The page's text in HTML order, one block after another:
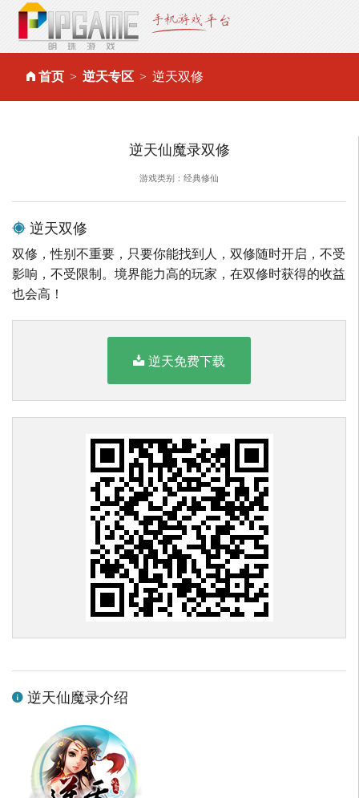
首页 逆天专区 逆天双修
逆天仙魔录双修
游戏类别：经典修仙
逆天双修
双修，性别不重要，只要你能找到人，双修随时开启，不受
影响，不受限制。境界能力高的玩家，在双修时获得的收益
也会高！
逆天免费下载
逆天仙魔录介绍